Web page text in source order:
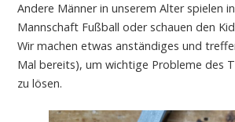
Andere Männer in unserem Alter spielen
Mannschaft Fußball oder schauen den
Wir machen etwas anständiges und
Mal bereits), um wichtige Probleme des
zu lösen.